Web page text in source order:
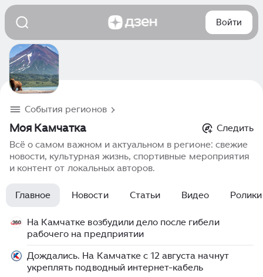
Войти
События регионов
Моя Камчатка
Следить
Всё о самом важном и актуальном в регионе: свежие
новости, культурная жизнь, спортивные мероприятия
и контент от локальных авторов.
Главное Новости Статьи Видео Ролики
На Камчатке возбудили дело после гибели
рабочего на предприятии
Дождались. На Камчатке с 12 августа начнут
укреплять подводный интернет-кабель